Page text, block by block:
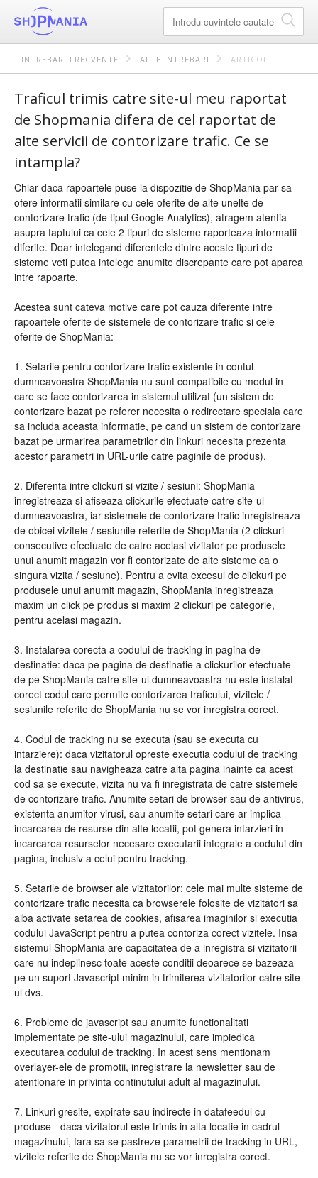
INTREBARI FRECVENTE ALTE INTREBARI ARTICOL
Traficul trimis catre site-ul meu raportat
de Shopmania difera de cel raportat de
alte servicii de contorizare trafic. Ce se
intampla?
Chiar daca rapoartele puse la dispozitie de ShopMania par sa
ofere informatii similare cu cele oferite de alte unelte de
contorizare trafic (de tipul Google Analytics), atragem atentia
asupra faptului ca cele 2 tipuri de sisteme raporteaza informatii
diferite. Doar intelegand diferentele dintre aceste tipuri de
sisteme veti putea intelege anumite discrepante care pot aparea
intre rapoarte.
Acestea sunt cateva motive care pot cauza diferente intre
rapoartele oferite de sistemele de contorizare trafic si cele
oferite de ShopMania:
1. Setarile pentru contorizare trafic existente in contul
dumneavoastra ShopMania nu sunt compatibile cu modul in
care se face contorizarea in sistemul utilizat (un sistem de
contorizare bazat pe referer necesita o redirectare speciala care
sa includa aceasta informatie, pe cand un sistem de contorizare
bazat pe urmarirea parametrilor din linkuri necesita prezenta
acestor parametri in URL-urile catre paginile de produs).
2. Diferenta intre clickuri si vizite / sesiuni: ShopMania
inregistreaza si afiseaza clickurile efectuate catre site-ul
dumneavoastra, iar sistemele de contorizare trafic inregistreaza
de obicei vizitele / sesiunile referite de ShopMania (2 clickuri
consecutive efectuate de catre acelasi vizitator pe produsele
unui anumit magazin vor fi contorizate de alte sisteme ca o
singura vizita / sesiune). Pentru a evita excesul de clickuri pe
produsele unui anumit magazin, ShopMania inregistreaza
maxim un click pe produs si maxim 2 clickuri pe categorie,
pentru acelasi magazin.
3. Instalarea corecta a codului de tracking in pagina de
destinatie: daca pe pagina de destinatie a clickurilor efectuate
de pe ShopMania catre site-ul dumneavoastra nu este instalat
corect codul care permite contorizarea traficului, vizitele /
sesiunile referite de ShopMania nu se vor inregistra corect.
4. Codul de tracking nu se executa (sau se executa cu
intarziere): daca vizitatorul opreste executia codului de tracking
la destinatie sau navigheaza catre alta pagina inainte ca acest
cod sa se execute, vizita nu va fi inregistrata de catre sistemele
de contorizare trafic. Anumite setari de browser sau de antivirus,
existenta anumitor virusi, sau anumite setari care ar implica
incarcarea de resurse din alte locatii, pot genera intarzieri in
incarcarea resurselor necesare executarii integrale a codului din
pagina, inclusiv a celui pentru tracking.
5. Setarile de browser ale vizitatorilor: cele mai multe sisteme de
contorizare trafic necesita ca browserele folosite de vizitatori sa
aiba activate setarea de cookies, afisarea imaginilor si executia
codului JavaScript pentru a putea contoriza corect vizitele. Insa
sistemul ShopMania are capacitatea de a inregistra si vizitatorii
care nu indeplinesc toate aceste conditii deoarece se bazeaza
pe un suport Javascript minim in trimiterea vizitatorilor catre site-
ul dvs.
6. Probleme de javascript sau anumite functionalitati
implementate pe site-ului magazinului, care impiedica
executarea codului de tracking. In acest sens mentionam
overlayer-ele de promotii, inregistrare la newsletter sau de
atentionare in privinta continutului adult al magazinului.
7. Linkuri gresite, expirate sau indirecte in datafeedul cu
produse - daca vizitatorul este trimis in alta locatie in cadrul
magazinului, fara sa se pastreze parametrii de tracking in URL,
vizitele referite de ShopMania nu se vor inregistra corect.